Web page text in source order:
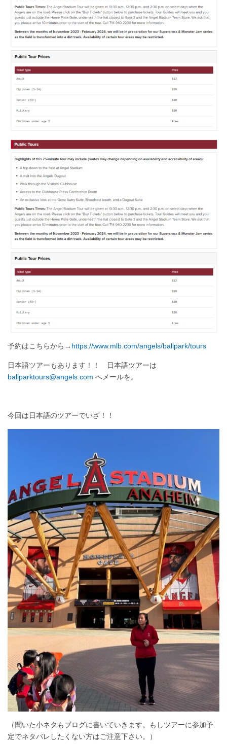
予約はこちらから→ https://www.mlb.com/angels/ballpark/tours
日本語ツアーもあります！！ 日本語ツアーは
ballparktours@angels.com へメールを。
今回は日本語のツアーでいざ！！
（聞いた小ネタもブログに書いていきます。もしツアーに参加予
定でネタバレしたくない方はご注意下さい。）